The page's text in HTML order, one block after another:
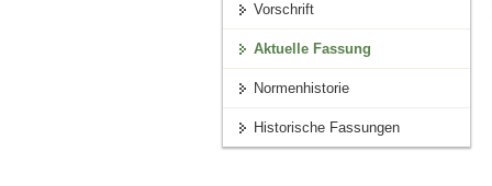
Vorschrift
Aktuelle Fassung
Normenhistorie
Historische Fassungen